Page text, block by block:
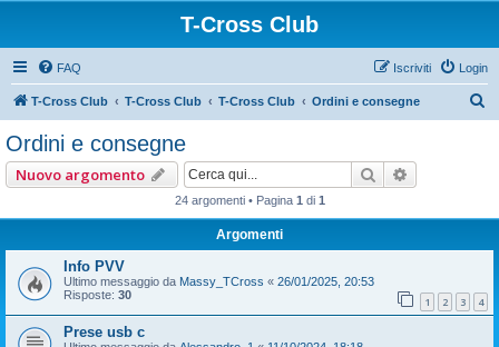
T-Cross Club
FAQ Login
Iscriviti
T-Cross Club T-Cross Club T-Cross Club Ordini e consegne
Ordini e consegne
Nuovo argomento Cerca
24 argomenti • Pagina 1 di 1
Argomenti
Info PVV
Ultimo messaggio da Massy_TCross « 26/01/2025, 20:53
Risposte: 30 1 2 3 4
Prese usb c